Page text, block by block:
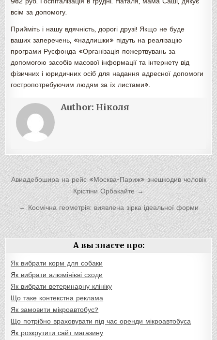
всім за допомогу.
Прийміть і нашу вдячність, дорогі друзі! Якщо не буде
ваших заперечень, «надлишки» підуть на реалізацію
програми Русфонда «Організація пожертвувань за
допомогою засобів масової інформації та інтернету від
фізичних і юридичних осіб для надання адресної допомоги
гостропотребуючим людям за їх листами».
Author: Ніколя
Навигация
по
записям
Авиадебошира на рейс «Москва-Париж» знешкодив чоловік
Крістіни Орбакайте →
← Космічна геометрія: виявлена зірка ідеальної форми
А вы знаєте про:
Як вибрати корм для собаки
Як вибрати алюмінієві сходи
Як вибрати ветеринарну клініку
Що таке контекстна реклама
Як замовити мікроавтобус?
Що потрібно враховувати під час оренди мікроавтобуса
Як розкрутити сайт магазину